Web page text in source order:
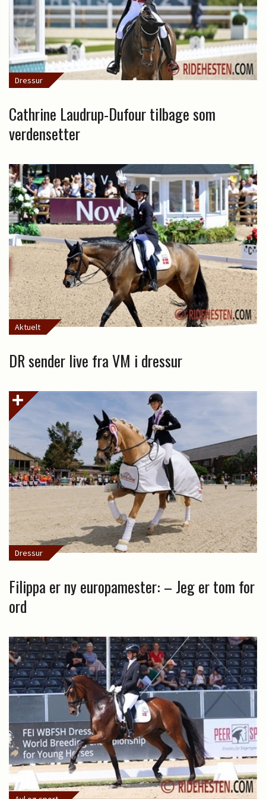
Dressur
Cathrine Laudrup-Dufour tilbage som
verdensetter
Aktuelt
DR sender live fra VM i dressur
Dressur
Filippa er ny europamester: – Jeg er tom for
ord